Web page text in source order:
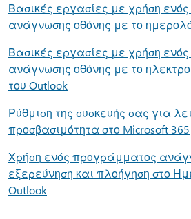
Βασικές εργασίες με χρήση
ανάγνωσης οθόνης με το
Βασικές εργασίες με χρήση
ανάγνωσης οθόνης με το
του Outlook
Ρύθμιση της συσκευής σας για
προσβασιμότητα στο Microsoft 365
Χρήση ενός προγράμματος
εξερεύνηση και πλοήγηση στο
Outlook